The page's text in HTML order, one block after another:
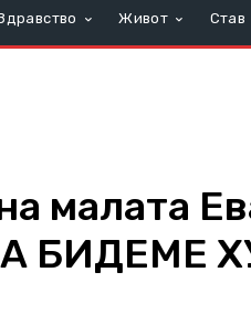
Живот Став
малата
БИДЕМЕ